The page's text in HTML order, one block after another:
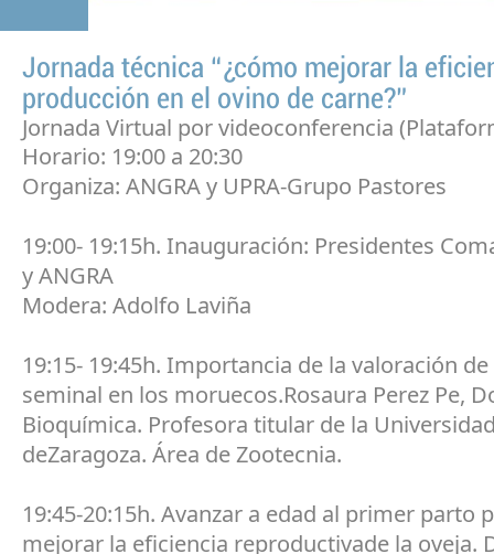
Jornada técnica “¿cómo mejorar la
producción en el ovino de carne?”
Jornada Virtual por videoconferencia
Horario: 19:00 a 20:30
Organiza: ANGRA y UPRA-Grupo Pastores
19:00- 19:15h. Inauguración: Presidentes
y ANGRA
Modera: Adolfo Laviña
19:15- 19:45h. Importancia de la valoración
seminal en los moruecos.Rosaura Perez Pe,
Bioquímica. Profesora titular de la
deZaragoza. Área de Zootecnia.
19:45-20:15h. Avanzar a edad al primer parto
mejorar la eficiencia reproductivade la oveja.